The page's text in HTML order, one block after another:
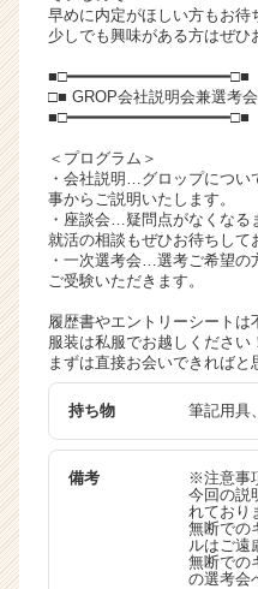
リ
ア
h
e
r
C
a
r
e
r）
早めに内定がほしい方もお
少しでも興味がある方はぜひ
■□━━━━━━━━━━━━━━━━━□■
□■ GROP会社説明会兼選
■□━━━━━━━━━━━━━━━━━□■
＜プログラム＞
・会社説明…グロップについ
事からご説明いたします。
・座談会…疑問点がなくなる
就活の相談もぜひお待ちして
・一次選考会…選考ご希望の
ご受験いただきます。
履歴書やエントリーシートは
服装は私服でお越しください
まずは直接お会いできればと
持ち物 筆記用具
備考
※注意事
今回の説
れており
無断での
ルはご遠
無断での
の選考会